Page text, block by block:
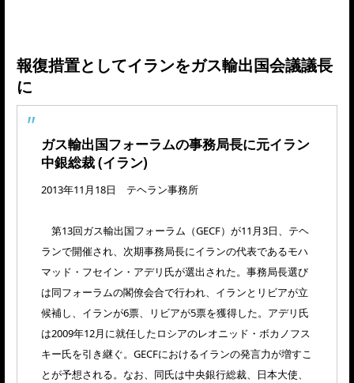
報復措置としてイランをガス輸出国会議議長
に
ガス輸出国フォーラムの事務局長に元イラン
中銀総裁 (イラン)
2013年11月18日 テヘラン事務所
第13回ガス輸出国フォーラム（GECF）が11月3日、テヘ
ランで開催され、次期事務局長にイランの代表であるモハ
マッド・フセイン・アデリ氏が選出された。事務局長選び
は同フォーラムの閣僚会合で行われ、イランとリビアが立
候補し、イランが6票、リビアが5票を獲得した。アデリ氏
は2009年12月に就任したロシアのレオニッド・ボカノフス
キー氏を引き継ぐ。GECFにおけるイランの発言力が増すこ
とが予想される。なお、同氏は中央銀行総裁、日本大使、